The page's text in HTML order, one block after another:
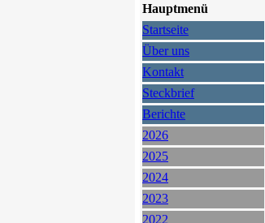
Hauptmenü
Startseite
Über uns
Kontakt
Steckbrief
Berichte
2026
2025
2024
2023
2022